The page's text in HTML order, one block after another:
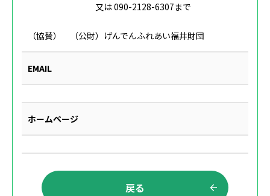
又は 090-2128-6307まで
（協賛） （公財）げんでんふれあい福井財団
EMAIL
ホームページ
戻る